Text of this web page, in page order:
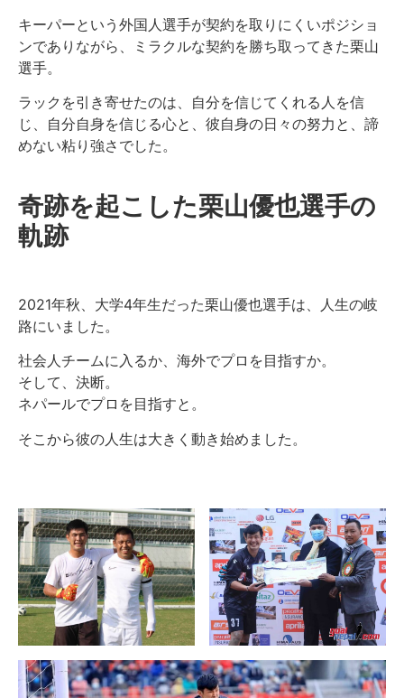
キーパーという外国人選手が契約を取りにくいポジショ
ンでありながら、ミラクルな契約を勝ち取ってきた栗山
選手。
ラックを引き寄せたのは、自分を信じてくれる人を信
じ、自分自身を信じる心と、彼自身の日々の努力と、諦
めない粘り強さでした。
奇跡を起こした栗山優也選手の
軌跡
2021年秋、大学4年生だった栗山優也選手は、人生の岐
路にいました。
社会人チームに入るか、海外でプロを目指すか。
そして、決断。
ネパールでプロを目指すと。
そこから彼の人生は大きく動き始めました。